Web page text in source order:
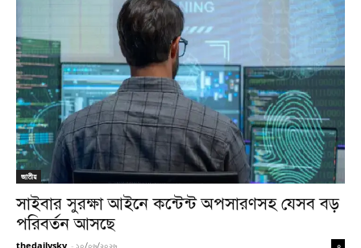
জাতীয়
সাইবার সুরক্ষা আইনে কন্টেন্ট অপসারণসহ যেসব বড়
পরিবর্তন আসছে
thedailysky - ১০/০৬/২০২৬ ০